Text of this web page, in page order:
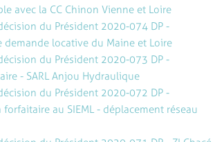
avec la CC Chinon Vienne et Loire
du Président 2020-074 DP -
locative du Maine et Loire
du Président 2020-073 DP -
- SARL Anjou Hydraulique
du Président 2020-072 DP -
au SIEML - déplacement réseau